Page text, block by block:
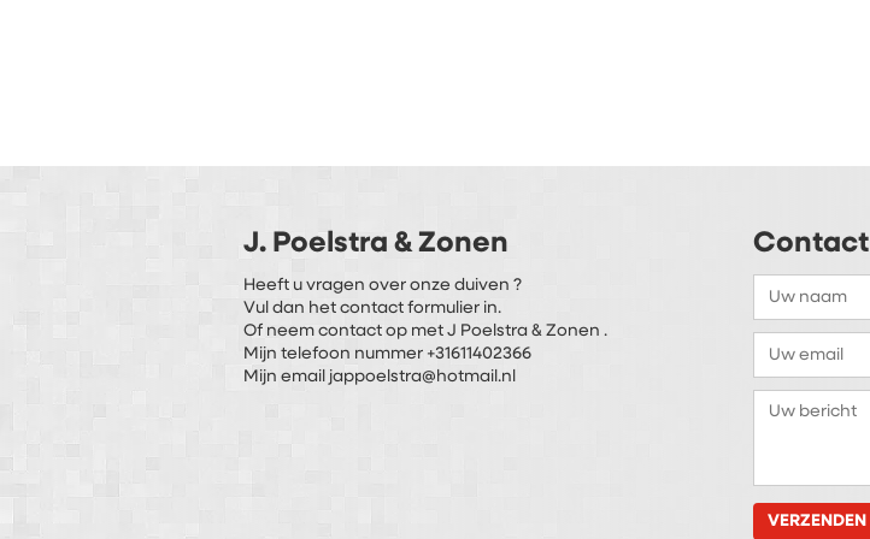
J. Poelstra & Zonen
Heeft u vragen over onze duiven ?
Vul dan het contact formulier in.
Of neem contact op met J Poelstra & Zonen .
Mijn telefoon nummer +31611402366
Mijn email jappoelstra@hotmail.nl
Contact